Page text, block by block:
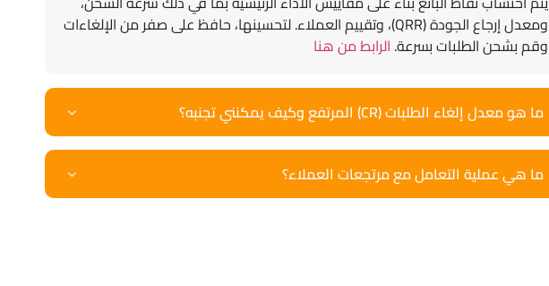
ومعدل إرجاع الجودة (QRR)، وتقييم العملاء. لتحسينها، حافظ على صفر من الإلغاءات
وقم بشحن الطلبات بسرعة. الرابط من هنا
ما هو معدل إلغاء الطلبات (CR) المرتفع وكيف يمكنني تجنبه؟
ما هي عملية التعامل مع مرتجعات العملاء؟